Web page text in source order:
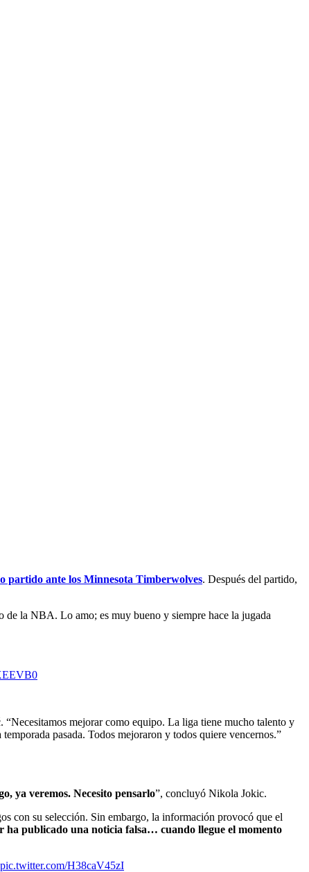
partido ante los Minnesota Timberwolves. Después del partido,
de la NBA. Lo amo; es muy bueno y siempre hace la jugada
“Necesitamos mejorar como equipo. La liga tiene mucho talento y
pasada. Todos mejoraron y todos quiere vencernos.”
ya veremos. Necesito pensarlo”, concluyó Nikola Jokic.
con su selección. Sin embargo, la información provocó que el
ha publicado una noticia falsa… cuando llegue el momento
pic.twitter.com/H38caV45zI